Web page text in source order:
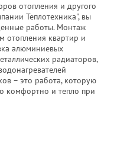
отопления и другого
Теплотехника", вы
работы. Монтаж
отопления квартир и
алюминиевых
радиаторов,
– это работа, которую
комфортно и тепло при